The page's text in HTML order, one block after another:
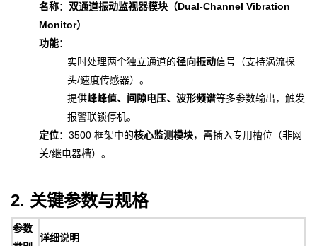
名称： 双通道振动监视器模块（Dual-Channel Vibration
Monitor）
功能：
实时处理两个独立通道的径向振动信号（支持涡流探
头/速度传感器）。
提供峰峰值、间隙电压、波形频谱等多参数输出，触发
报警联锁停机。
定位：3500 框架中的核心监测模块，需插入专用槽位（非网
关/继电器槽）。
2. 关键参数与规格
参数
详细说明